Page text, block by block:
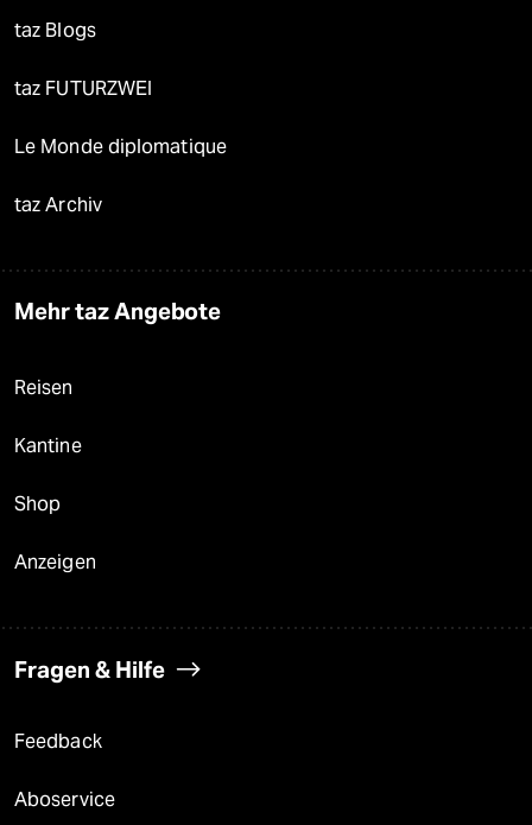
taz Blogs
taz FUTURZWEI
Le Monde diplomatique
taz Archiv
Mehr taz Angebote
Reisen
Kantine
Shop
Anzeigen
Fragen & Hilfe
Feedback
Aboservice